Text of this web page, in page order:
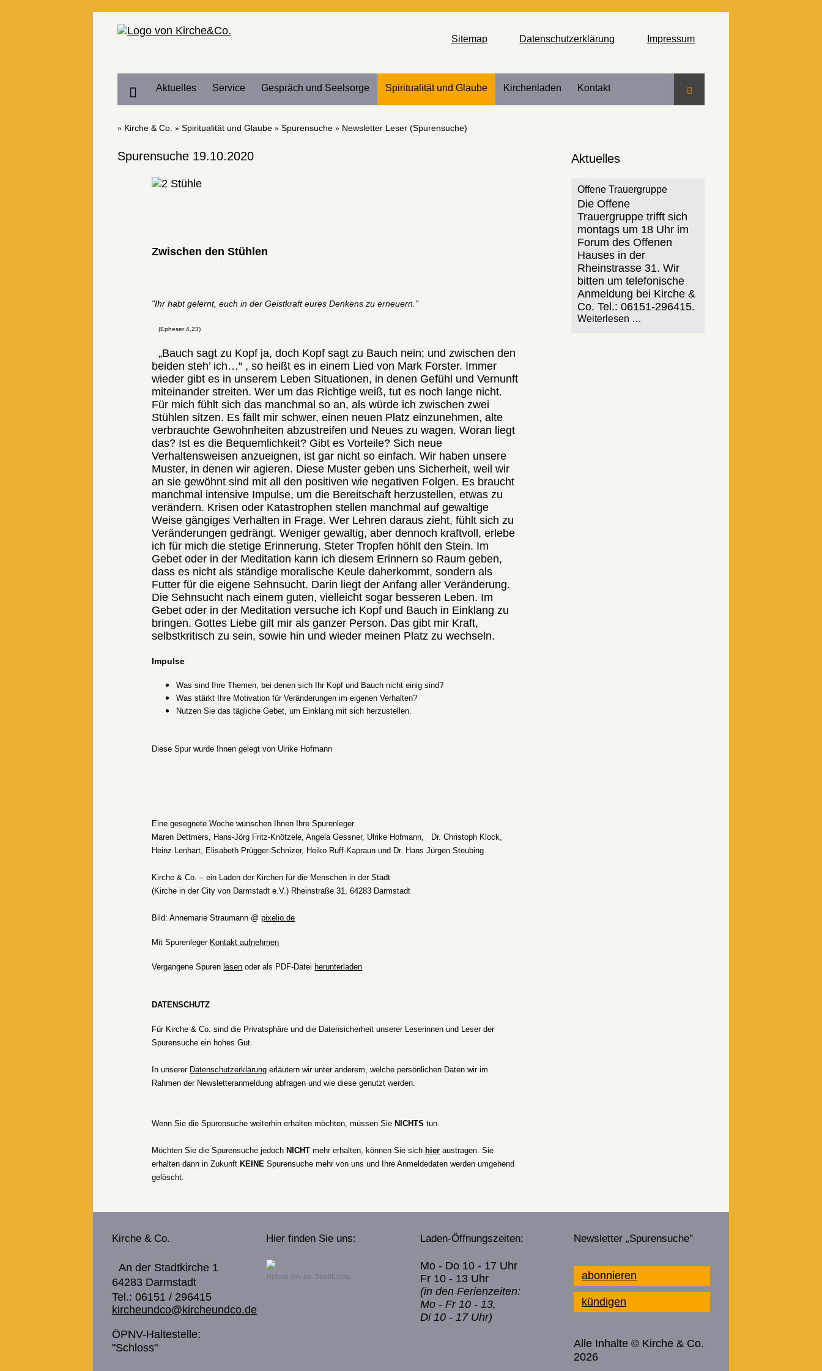
Impressum
Datenschutzerklärung
Sitemap
Aktuelles Service Gespräch und Seelsorge Spiritualität und Glaube Kirchenladen Kontakt Suche
Kirche & Co. Spiritualität und Glaube Spurensuche Newsletter Leser (Spurensuche)
Spurensuche 19.10.2020
Zwischen den Stühlen
"Ihr habt gelernt, euch in der Geistkraft eures Denkens zu erneuern."
(Epheser 4,23)
„Bauch sagt zu Kopf ja, doch Kopf sagt zu Bauch nein; und zwischen den
beiden steh’ ich…“ , so heißt es in einem Lied von Mark Forster. Immer
wieder gibt es in unserem Leben Situationen, in denen Gefühl und Vernunft
miteinander streiten. Wer um das Richtige weiß, tut es noch lange nicht.
Für mich fühlt sich das manchmal so an, als würde ich zwischen zwei
Stühlen sitzen. Es fällt mir schwer, einen neuen Platz einzunehmen, alte
verbrauchte Gewohnheiten abzustreifen und Neues zu wagen. Woran liegt
das? Ist es die Bequemlichkeit? Gibt es Vorteile? Sich neue
Verhaltensweisen anzueignen, ist gar nicht so einfach. Wir haben unsere
Muster, in denen wir agieren. Diese Muster geben uns Sicherheit, weil wir
an sie gewöhnt sind mit all den positiven wie negativen Folgen. Es braucht
manchmal intensive Impulse, um die Bereitschaft herzustellen, etwas zu
verändern. Krisen oder Katastrophen stellen manchmal auf gewaltige
Weise gängiges Verhalten in Frage. Wer Lehren daraus zieht, fühlt sich zu
Veränderungen gedrängt. Weniger gewaltig, aber dennoch kraftvoll, erlebe
ich für mich die stetige Erinnerung. Steter Tropfen höhlt den Stein. Im
Gebet oder in der Meditation kann ich diesem Erinnern so Raum geben,
dass es nicht als ständige moralische Keule daherkommt, sondern als
Futter für die eigene Sehnsucht. Darin liegt der Anfang aller Veränderung.
Die Sehnsucht nach einem guten, vielleicht sogar besseren Leben. Im
Gebet oder in der Meditation versuche ich Kopf und Bauch in Einklang zu
bringen. Gottes Liebe gilt mir als ganzer Person. Das gibt mir Kraft,
selbstkritisch zu sein, sowie hin und wieder meinen Platz zu wechseln.
Impulse
Was sind Ihre Themen, bei denen sich Ihr Kopf und Bauch nicht einig sind?
Was stärkt Ihre Motivation für Veränderungen im eigenen Verhalten?
Nutzen Sie das tägliche Gebet, um Einklang mit sich herzustellen.
Diese Spur wurde Ihnen gelegt von Ulrike Hofmann
Eine gesegnete Woche wünschen Ihnen Ihre Spurenleger.
Maren Dettmers,
Hans-Jörg Fritz-Knötzele,Angela Gessner, Ulrike Hofmann, Dr. Christoph Klock,
Heinz Lenhart, Elisabeth Prügger-Schnizer, Heiko Ruff-Kapraun und Dr. Hans Jürgen Steubing
Kirche & Co. – ein Laden der Kirchen für die Menschen in der Stadt
(Kirche in der City von Darmstadt e.V.) Rheinstraße 31, 64283 Darmstadt
Bild: Annemarie Straumann @pixelio.de
Mit Spurenleger Kontakt aufnehmen
Vergangene Spuren lesen oder als PDF-Datei herunterladen
DATENSCHUTZ
Für Kirche & Co. sind die Privatsphäre und die Datensicherheit unserer Leserinnen und Leser der
Spurensuche ein hohes Gut.
In unserer Datenschutzerklärung erläutern wir unter anderem, welche persönlichen Daten wir im
Rahmen der Newsletteranmeldung abfragen und wie diese genutzt werden.
Wenn Sie die Spurensuche weiterhin erhalten möchten, müssen Sie NICHTS tun.
Möchten Sie die Spurensuche jedoch NICHT mehr erhalten, können Sie sich hier austragen. Sie
erhalten dann in Zukunft KEINE Spurensuche mehr von uns und Ihre Anmeldedaten werden umgehend
gelöscht.
Aktuelles
Offene Trauergruppe
Die Offene
Trauergruppe trifft sich
montags um 18 Uhr im
Forum des Offenen
Hauses in der
Rheinstrasse 31. Wir
bitten um telefonische
Anmeldung bei Kirche &
Co. Tel.: 06151-296415.
Weiterlesen …
Kirche & Co.
An der Stadtkirche 1
64283 Darmstadt
Tel.: 06151 / 296415
kircheundco@kircheundco.de
ÖPNV-Haltestelle:
"Schloss"
Hier finden Sie uns:
Neben der ev. Stadtkirche
Laden-Öffnungszeiten:
Mo - Do 10 - 17 Uhr
Fr 10 - 13 Uhr
(in den Ferienzeiten:
Mo - Fr 10 - 13,
Di 10 - 17 Uhr)
Newsletter „Spurensuche"
abonnieren
kündigen
Alle Inhalte © Kirche & Co.
2026